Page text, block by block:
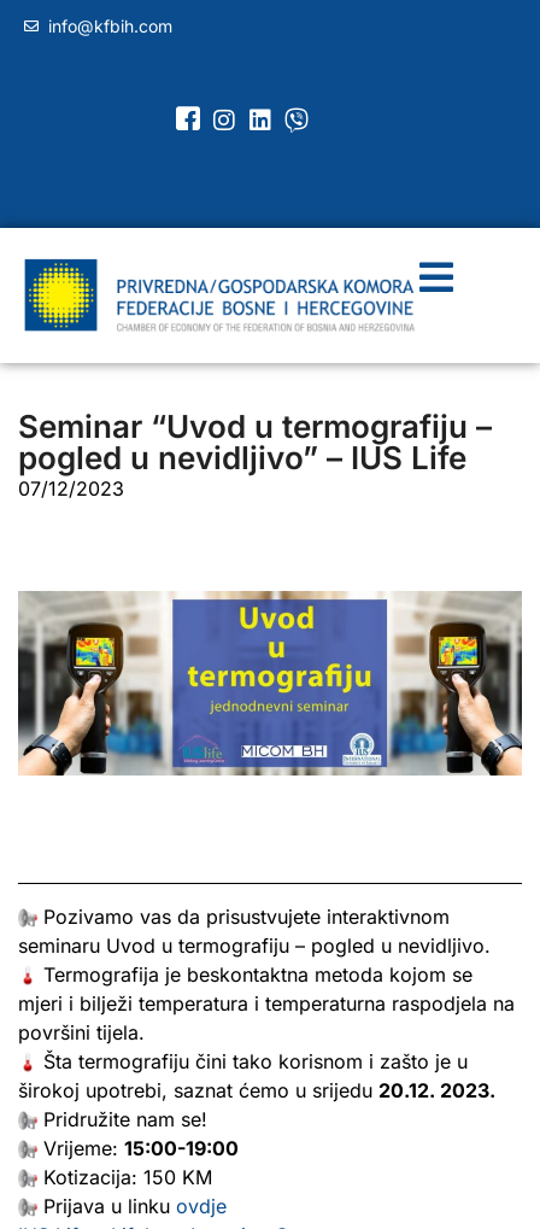
info@kfbih.com
Seminar “Uvod u termografiju –
pogled u nevidljivo” – IUS Life
07/12/2023
Pozivamo vas da prisustvujete interaktivnom
seminaru Uvod u termografiju – pogled u nevidljivo.
Termografija je beskontaktna metoda kojom se
mjeri i bilježi temperatura i temperaturna raspodjela na
površini tijela.
Šta termografiju čini tako korisnom i zašto je u
širokoj upotrebi, saznat ćemo u srijedu 20.12. 2023.
Pridružite nam se!
Vrijeme: 15:00-19:00
Kotizacija: 150 KM
Prijava u linku ovdje